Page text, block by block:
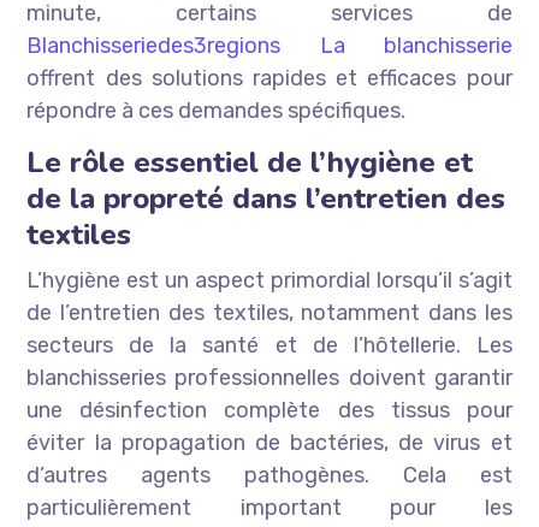
minute, certains services de
Blanchisseriedes3regions La blanchisserie
offrent des solutions rapides et efficaces pour
répondre à ces demandes spécifiques.
Le rôle essentiel de l’hygiène et
de la propreté dans l’entretien des
textiles
L’hygiène est un aspect primordial lorsqu’il s’agit
de l’entretien des textiles, notamment dans les
secteurs de la santé et de l’hôtellerie. Les
blanchisseries professionnelles doivent garantir
une désinfection complète des tissus pour
éviter la propagation de bactéries, de virus et
d’autres agents pathogènes. Cela est
particulièrement important pour les